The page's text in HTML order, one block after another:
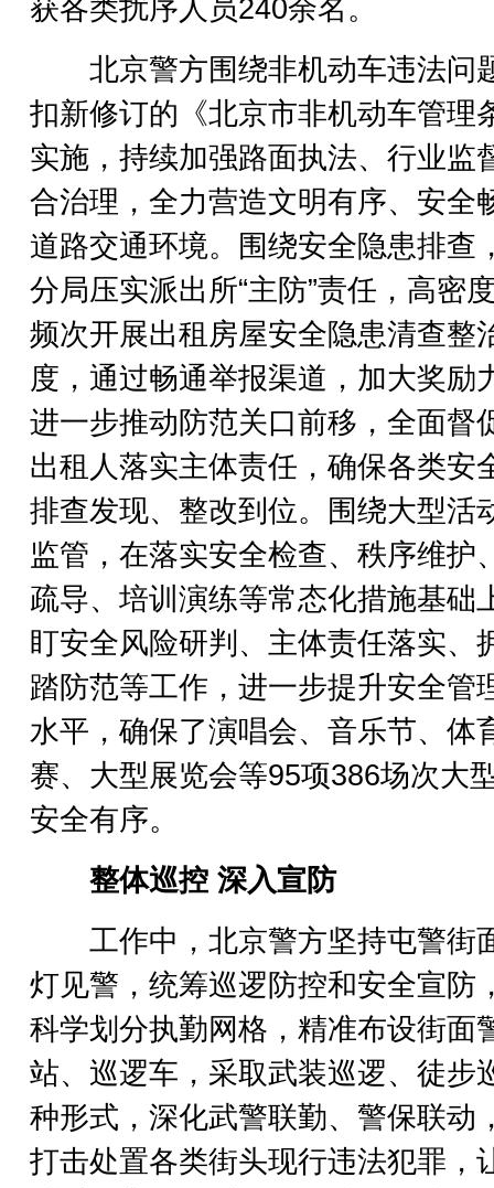
获各类扰序人员240余名。
北京警方围绕非机动车违法问
扣新修订的《北京市非机动车管理
实施，持续加强路面执法、行业监
合治理，全力营造文明有序、安全
道路交通环境。围绕安全隐患排查
分局压实派出所“主防”责任，高密
频次开展出租房屋安全隐患清查整
度，通过畅通举报渠道，加大奖励
进一步推动防范关口前移，全面督
出租人落实主体责任，确保各类安
排查发现、整改到位。围绕大型活
监管，在落实安全检查、秩序维护
疏导、培训演练等常态化措施基础
盯安全风险研判、主体责任落实、
踏防范等工作，进一步提升安全管
水平，确保了演唱会、音乐节、体
赛、大型展览会等95项386场次大
安全有序。
整体巡控 深入宣防
工作中，北京警方坚持屯警街
灯见警，统筹巡逻防控和安全宣防
科学划分执勤网格，精准布设街面
站、巡逻车，采取武装巡逻、徒步
种形式，深化武警联勤、警保联动
打击处置各类街头现行违法犯罪，